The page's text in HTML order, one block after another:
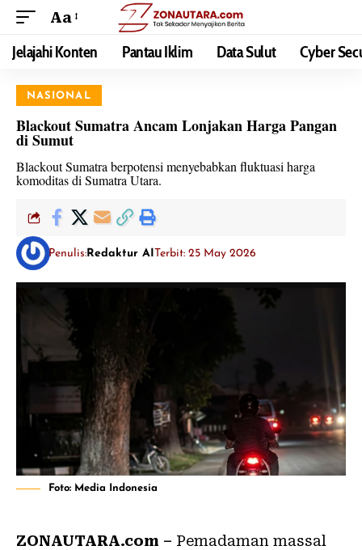
Aa
Jelajahi Konten Pantau Iklim Data Sulut Cyber
NASIONAL
Blackout Sumatra Ancam Lonjakan Harga Pangan
di Sumut
Blackout Sumatra berpotensi menyebabkan fluktuasi harga
komoditas di Sumatra Utara.
Penulis: Redaktur AITerbit: 25 May 2026
Foto: Media Indonesia
ZONAUTARA.com – Pemadaman massal